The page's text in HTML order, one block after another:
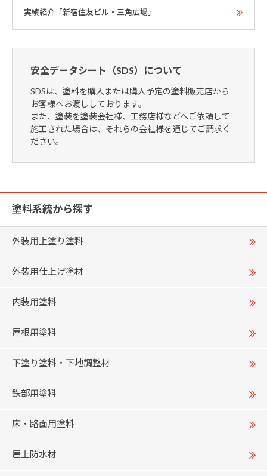
実績紹介「新宿住友ビル・三角広場」
安全データシート（SDS）について
SDSは、塗料を購入または購入予定の塗料販売店から
お客様へお渡ししております。
また、塗装を塗装会社様、工務店様などへご依頼して
施工された場合は、それらの会社様を通じてご請求く
ださい。
塗料系統から探す
外装用上塗り塗料
外装用仕上げ塗材
内装用塗料
屋根用塗料
下塗り塗料・下地調整材
鉄部用塗料
床・路面用塗料
屋上防水材